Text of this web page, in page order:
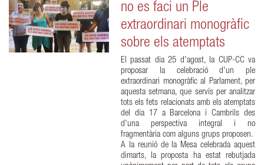
no es faci un Ple
extraordinari monogràfic
sobre els atemptats
El passat dia 25 d'agost, la CUP-CC va
proposar la celebració d'un ple
extraordinari monogràfic al Parlament, per
aquesta setmana, que servís per analitzar
tots els fets relacionats amb els atemptats
del dia 17 a Barcelona i Cambrils des
d'una perspectiva integral i no
fragmentària com alguns grups proposen.
A la reunió de la Mesa celebrada aquest
dimarts, la proposta ha estat rebutjada